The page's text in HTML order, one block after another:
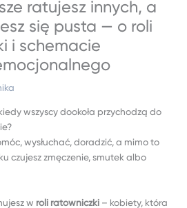
ratujesz innych, a
się pusta — o roli
i schemacie
wszyscy dookoła przychodzą do
wysłuchać, doradzić, a mimo to
czujesz zmęczenie, smutek albo
w roli ratowniczki – kobiety, która